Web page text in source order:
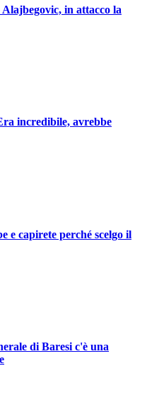
in attacco la
incredibile, avrebbe
e capirete perché scelgo il
di Baresi c'è una